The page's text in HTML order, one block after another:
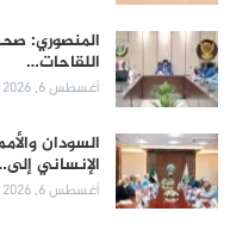
المنصوري:
اللقاحات…
أغسطس 6, 2026
السودان
الإنساني
أغسطس 6, 2026